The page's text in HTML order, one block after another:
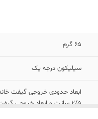
65 گرم
سیلیکون درجه یک